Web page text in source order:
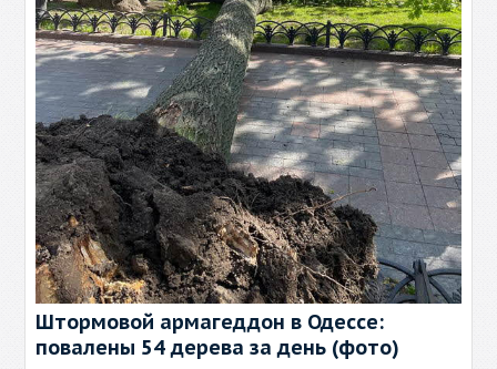
Штормовой армагеддон в Одессе:
повалены 54 дерева за день (фото)